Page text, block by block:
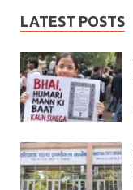
LATEST POSTS